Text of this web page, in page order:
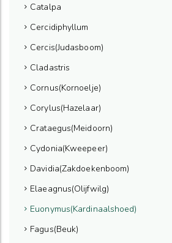
Catalpa
Cercidiphyllum
Cercis(Judasboom)
Cladastris
Cornus(Kornoelje)
Corylus(Hazelaar)
Crataegus(Meidoorn)
Cydonia(Kweepeer)
Davidia(Zakdoekenboom)
Elaeagnus(Olijfwilg)
Euonymus(Kardinaalshoed)
Fagus(Beuk)